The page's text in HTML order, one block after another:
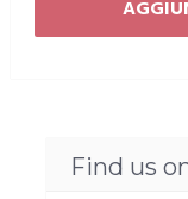
Find us